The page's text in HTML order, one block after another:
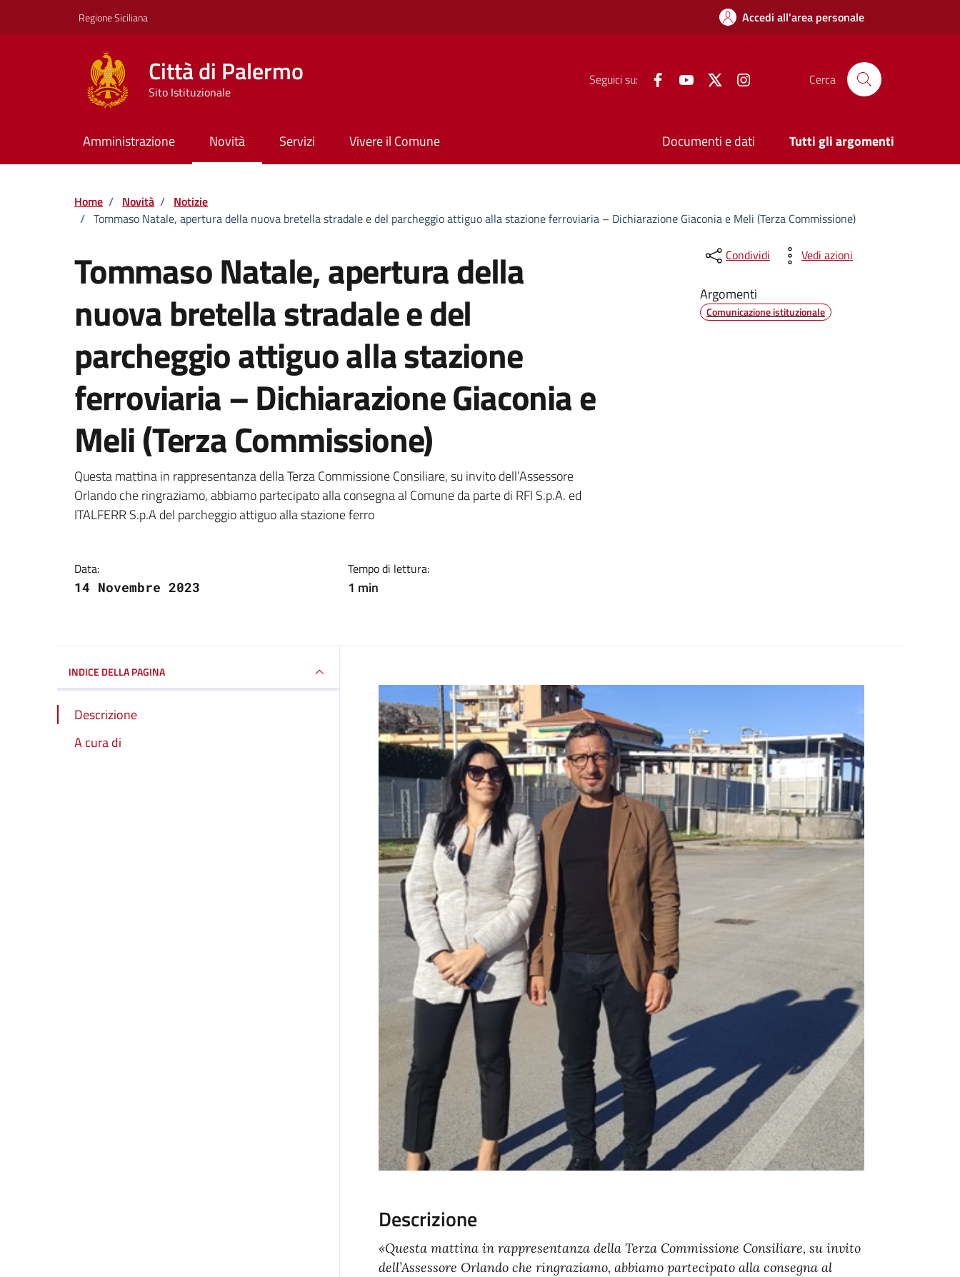
Regione Siciliana Accedi all'area personale
Città di Palermo
Sito Istituzionale
Seguici su: FacebookYouTube Twitter Cerca
Amministrazione Novità Servizi Vivere il Comune Documenti e dati Tutti gli argomenti
Home / Novità / Notizie
/ Tommaso Natale, apertura della nuova bretella stradale e del parcheggio attiguo alla stazione ferroviaria – Dichiarazione Giaconia e Meli (Terza Commissione)
Tommaso Natale, apertura della
nuova bretella stradale e del
parcheggio attiguo alla stazione
ferroviaria – Dichiarazione Giaconia e
Meli (Terza Commissione)
Dettagli della notizia
Questa mattina in rappresentanza della Terza Commissione Consiliare, su invito dell’Assessore
Orlando che ringraziamo, abbiamo partecipato alla consegna al Comune da parte di RFI S.p.A. ed
ITALFERR S.p.A del parcheggio attiguo alla stazione ferro
Data:
14 Novembre 2023
Tempo di lettura:
1 min
Condividi Vedi azioni
Argomenti
Comunicazione istituzionale
INDICE DELLA PAGINA
Descrizione
A cura di
Descrizione
«Questa mattina in rappresentanza della Terza Commissione Consiliare, su invito
dell’Assessore Orlando che ringraziamo, abbiamo partecipato alla consegna al